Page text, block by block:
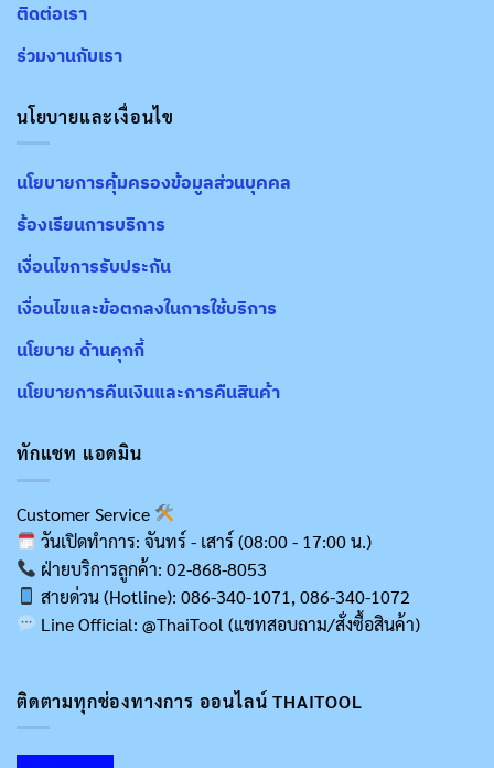
ติดต่อเรา
ร่วมงานกับเรา
นโยบายและเงื่อนไข
นโยบายการคุ้มครองข้อมูลส่วนบุคคล
ร้องเรียนการบริการ
เงื่อนไขการรับประกัน
เงื่อนไขและข้อตกลงในการใช้บริการ
นโยบาย ด้านคุกกี้
นโยบายการคืนเงินและการคืนสินค้า
ทักแชท แอดมิน
Customer Service
วันเปิดทำการ: จันทร์ - เสาร์ (08:00 - 17:00 น.)
ฝ่ายบริการลูกค้า: 02-868-8053
สายด่วน (Hotline): 086-340-1071, 086-340-1072
Line Official: @ThaiTool (แชทสอบถาม/สั่งซื้อสินค้า)
ติดตามทุกช่องทางการ ออนไลน์ THAITOOL